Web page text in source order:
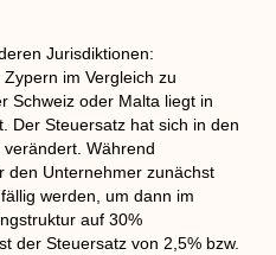
Jurisdiktionen:
im Vergleich zu
Schweiz oder Malta liegt in
Der Steuersatz hat sich in den
Während
den Unternehmer zunächst
werden, um dann im
auf 30%
der Steuersatz von 2,5% bzw.